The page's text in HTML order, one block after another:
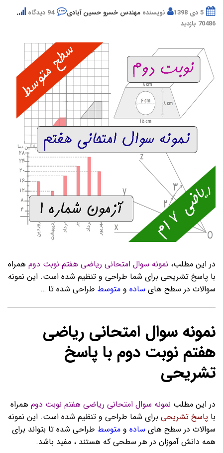
5 دی 1398 نویسنده مهندس خسرو حسین آبادی
94 دیدگاه
70486 بازدید
در این مطلب، نمونه سوال امتحانی ریاضی هفتم نوبت دوم همراه
با پاسخ تشریحی برای شما طراحی و تنظیم شده است. این نمونه
سوالات در سطح های ساده و متوسط طراحی شده تا …
نمونه سوال امتحانی ریاضی
هفتم نوبت دوم با پاسخ
تشریحی
در این مطلب نمونه سوال امتحانی ریاضی هفتم نوبت دوم همراه
با پاسخ تشریحی برای شما طراحی و تنظیم شده است. این نمونه
سوالات در سطح های ساده و متوسط طراحی شده تا بتواند برای
همه دانش آموزان در هر سطحی که هستند ، مفید باشد.